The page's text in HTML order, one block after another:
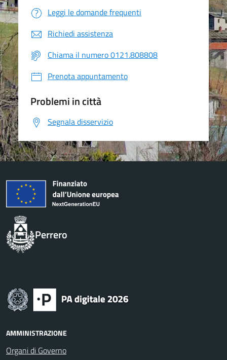
Leggi le domande frequenti
Richiedi assistenza
Chiama il numero 0121.808808
Prenota appuntamento
Problemi in città
Segnala disservizio
Perrero
AMMINISTRAZIONE
Organi di Governo